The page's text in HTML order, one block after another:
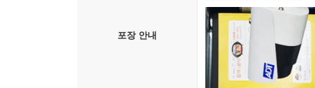
3부 / 전략: 정밀한 복합판매 프로세스를 수행한다
1 성공적인 세일즈를 위한 내재적 접근법
2 B2B 세일즈의 본질과 성공을 향한 생명줄
포장 안내